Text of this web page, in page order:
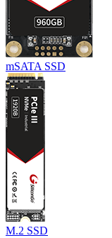
mSATA SSD
M.2 SSD